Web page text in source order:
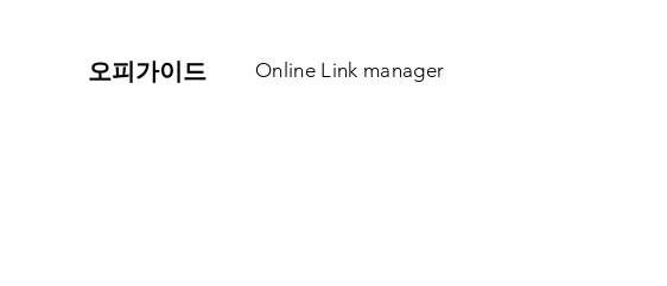
​오피가이드 Online Link manager